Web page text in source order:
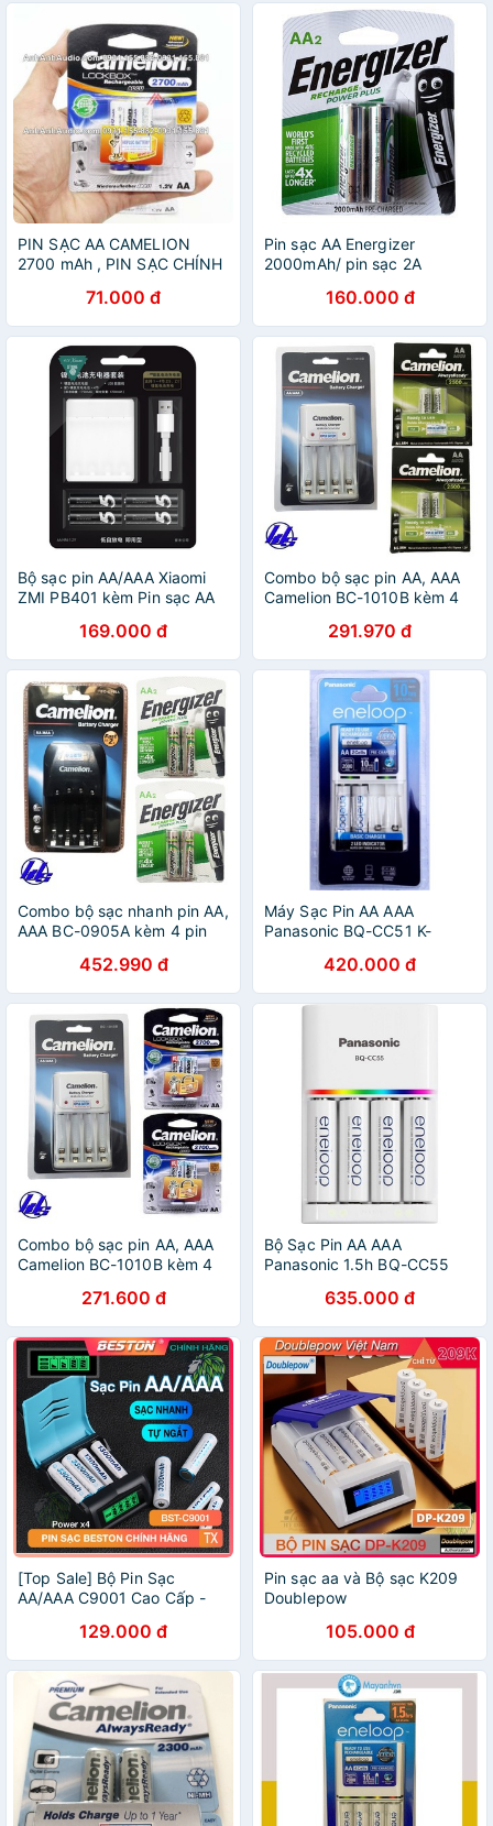
PIN SẠC AA CAMELION
2700 mAh , PIN SẠC CHÍNH
71.000 đ
Pin sạc AA Energizer
2000mAh/ pin sạc 2A
160.000 đ
Bộ sạc pin AA/AAA Xiaomi
ZMI PB401 kèm Pin sạc AA
169.000 đ
Combo bộ sạc pin AA, AAA
Camelion BC-1010B kèm 4
AlwaysReady291.970 đ
Combo bộ sạc nhanh pin AA,
AAA BC-0905A kèm 4 pin
452.990 đ
Máy Sạc Pin AA AAA
Panasonic BQ-CC51 K-
AA Eneloop420.000 đ
Combo bộ sạc pin AA, AAA
Camelion BC-1010B kèm 4
271.600 đ
Bộ Sạc Pin AA AAA
Panasonic 1.5h BQ-CC55
Panasonic635.000 đ
[Top Sale] Bộ Pin Sạc
AA/AAA C9001 Cao Cấp -
Bộ Sạc Pin Tiểu - Pin Đũa -
Pin Micro Karaoke
129.000 đ
Pin sạc aa và Bộ sạc K209
Doublepow
105.000 đ